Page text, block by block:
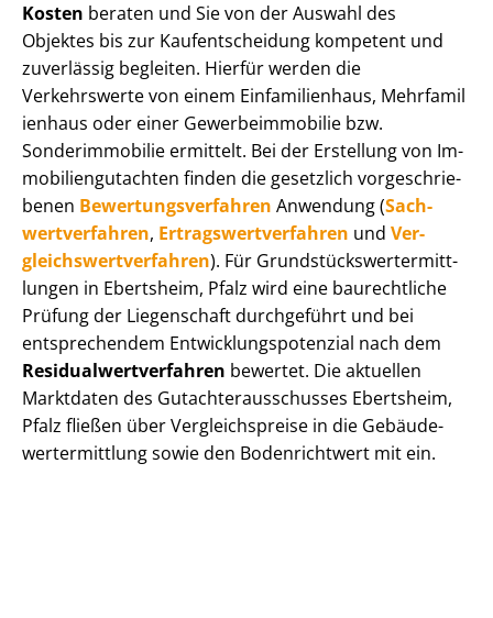
Kosten beraten und Sie von der Auswahl des
Objektes bis zur Kauf­ent­schei­dung kompetent und
zuverlässig begleiten. Hierfür werden die
Verkehrswerte von einem Einfamilienhaus, Mehr­fa­mi­l
i­en­haus oder einer Ge­wer­be­im­mo­bi­lie bzw.
Sonderimmobilie ermittelt. Bei der Erstellung von Im­
mo­bi­li­en­gut­ach­ten finden die gesetzlich vor­ge­schrie­
be­nen Be­wer­tungs­ver­fah­ren Anwendung (Sach­
wert­ver­fah­ren, Er­trags­wert­ver­fah­ren und Ver­
gleichs­wert­ver­fah­ren). Für Grund­stücks­wert­ermitt­
lun­gen in Ebertsheim, Pfalz wird eine baurechtliche
Prüfung der Liegenschaft durchgeführt und bei
entsprechendem Ent­wick­lungs­po­ten­zi­al nach dem
Re­si­du­al­wert­ver­fah­ren bewertet. Die aktuellen
Marktdaten des Gut­ach­ter­aus­schus­ses Ebertsheim,
Pfalz fließen über Ver­gleichs­prei­se in die Ge­bäu­de­
wert­ermitt­lung sowie den Bodenrichtwert mit ein.